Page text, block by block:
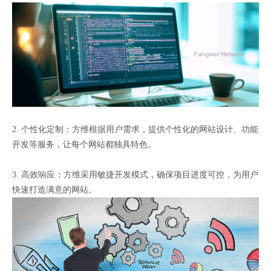
2. 个性化定制：方维根据用户需求，提供个性化的网站设计、功能
开发等服务，让每个网站都独具特色。
3. 高效响应：方维采用敏捷开发模式，确保项目进度可控，为用户
快速打造满意的网站。